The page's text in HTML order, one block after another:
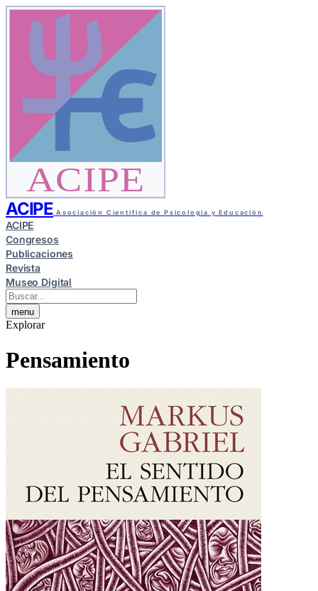
ACIPE
ACIPE Asociación Científica de Psicología y Educación
ACIPE
Congresos
Publicaciones
Revista
Museo Digital
menu
Explorar
Pensamiento